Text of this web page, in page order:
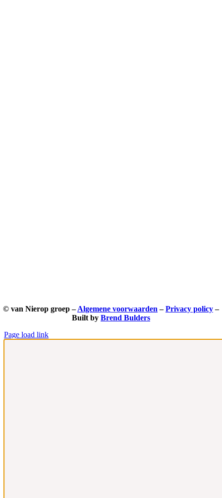
© van Nierop groep –Algemene voorwaarden –Privacy policy–
Built by Brend Bulders
Page load link
Ga